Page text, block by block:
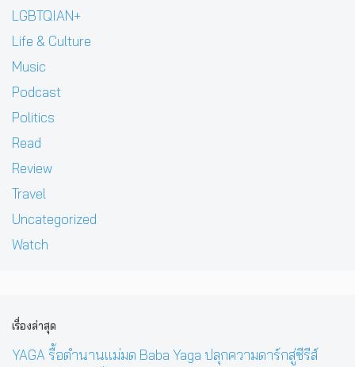
LGBTQIAN+
Life & Culture
Music
Podcast
Politics
Read
Review
Travel
Uncategorized
Watch
เรื่องล่าสุด
YAGA รื้อตำนานแม่มด Baba Yaga ปลุกความดาร์กสู่ซีรีส์